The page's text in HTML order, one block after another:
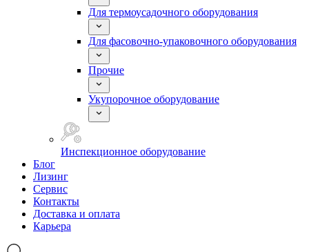
Для термоусадочного оборудования
Для фасовочно-упаковочного оборудования
Прочие
Укупорочное оборудование
Инспекционное оборудование
Блог
Лизинг
Сервис
Контакты
Доставка и оплата
Карьера